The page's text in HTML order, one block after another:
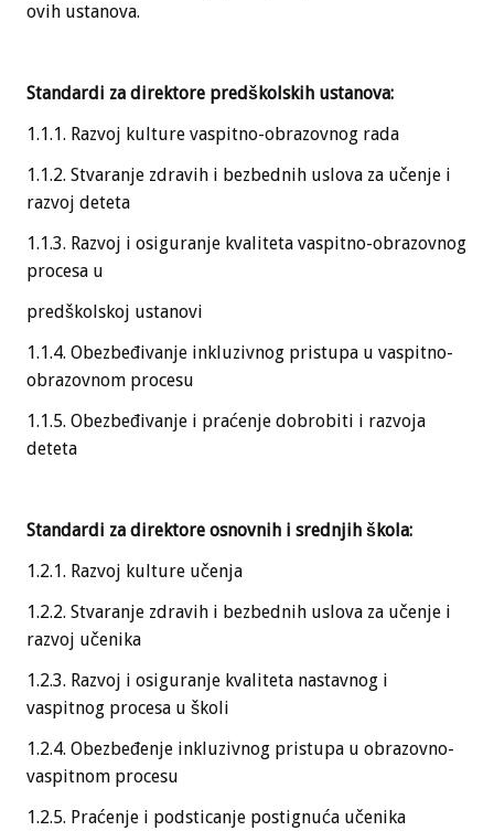
ovih ustanova.
Standardi za direktore predškolskih ustanova:
1.1.1. Razvoj kulture vaspitno-obrazovnog rada
1.1.2. Stvaranje zdravih i bezbednih uslova za učenje i
razvoj deteta
1.1.3. Razvoj i osiguranje kvaliteta vaspitno-obrazovnog
procesa u
predškolskoj ustanovi
1.1.4. Obezbeđivanje inkluzivnog pristupa u vaspitno-
obrazovnom procesu
1.1.5. Obezbeđivanje i praćenje dobrobiti i razvoja
deteta
Standardi za direktore osnovnih i srednjih škola:
1.2.1. Razvoj kulture učenja
1.2.2. Stvaranje zdravih i bezbednih uslova za učenje i
razvoj učenika
1.2.3. Razvoj i osiguranje kvaliteta nastavnog i
vaspitnog procesa u školi
1.2.4. Obezbeđenje inkluzivnog pristupa u obrazovno-
vaspitnom procesu
1.2.5. Praćenje i podsticanje postignuća učenika